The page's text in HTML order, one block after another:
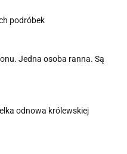
podróbek
Jedna osoba ranna. Są
odnowa królewskiej